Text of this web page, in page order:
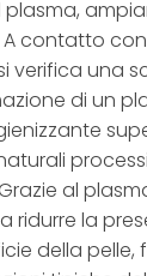
plasma,
contatto
verifica una
di un
al
ridurre la
della